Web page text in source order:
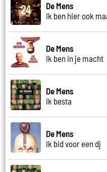
De Mens
Ik ben hier ook
De Mens
Ik ben in je macht
De Mens
Ik besta
De Mens
Ik bid voor een dj